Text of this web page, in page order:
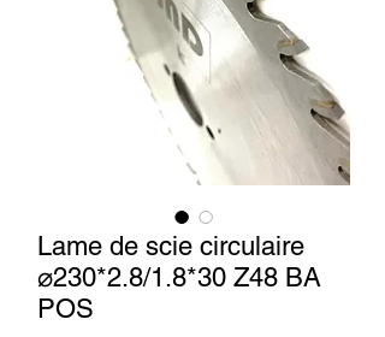
Lame de scie circulaire
⌀230*2.8/1.8*30 Z48 BA
POS